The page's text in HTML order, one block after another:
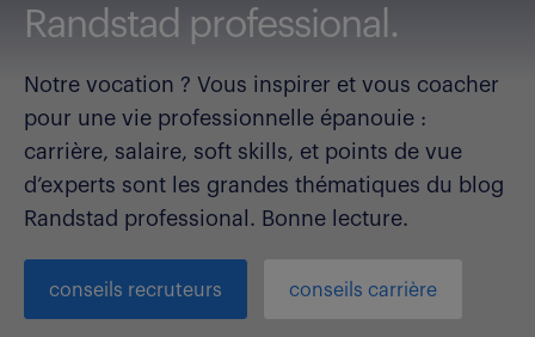
Randstad professional.
Notre vocation ? Vous inspirer et vous coacher
pour une vie professionnelle épanouie :
carrière, salaire, soft skills, et points de vue
d’experts sont les grandes thématiques du blog
Randstad professional. Bonne lecture.
conseils recruteurs conseils carrière